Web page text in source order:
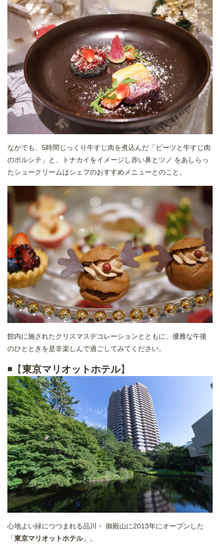
なかでも、5時間じっくり牛すじ肉を煮込んだ「ビーツと牛すじ肉
のボルシチ」と、トナカイをイメージし赤い鼻とツノ をあしらっ
たシュークリームはシェフのおすすめメニューとのこと。
館内に施されたクリスマスデコレーションとともに、優雅な午後
のひとときを是非楽しんで過ごしてみてください。
◾️【東京マリオットホテル】
心地よい緑につつまれる品川・ 御殿山に2013年にオープンした
「東京マリオットホテル」。